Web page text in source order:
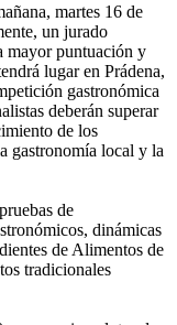
martes 16 de
un jurado
mayor puntuación y
lugar en Prádena,
gastronómica
deberán superar
de los
gastronomía local y la
de
dinámicas
de Alimentos de
tradicionales